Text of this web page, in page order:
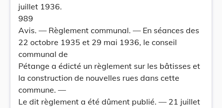
juillet 1936.
989
Avis. — Règlement communal. — En séances des
22 octobre 1935 et 29 mai 1936, le conseil
communal de
Pétange a édicté un règlement sur les bâtisses et
la construction de nouvelles rues dans cette
commune. —
Le dit règlement a été dûment publié. — 21 juillet